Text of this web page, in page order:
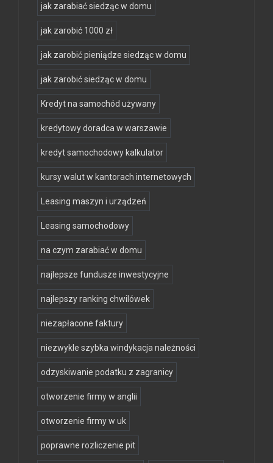
jak zarabiać siedząc w domu
jak zarobić 1000 zł
jak zarobić pieniądze siedząc w domu
jak zarobić siedząc w domu
Kredyt na samochód używany
kredytowy doradca w warszawie
kredyt samochodowy kalkulator
kursy walut w kantorach internetowych
Leasing maszyn i urządzeń
Leasing samochodowy
na czym zarabiać w domu
najlepsze fundusze inwestycyjne
najlepszy ranking chwilówek
niezapłacone faktury
niezwykle szybka windykacja należności
odzyskiwanie podatku z zagranicy
otworzenie firmy w anglii
otworzenie firmy w uk
poprawne rozliczenie pit